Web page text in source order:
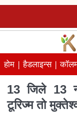
होम |हैडलाइन्स |
13 जिले 13
टूरिज्म तो